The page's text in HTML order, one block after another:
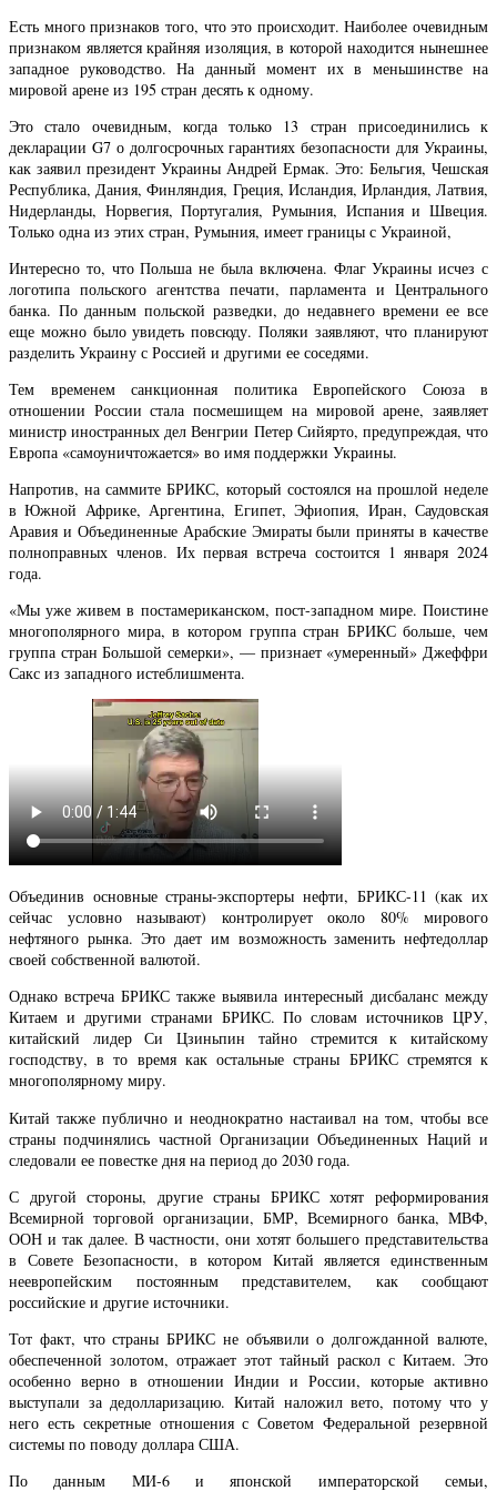
Есть много признаков того, что это происходит. Наиболее очевидным
признаком является крайняя изоляция, в которой находится нынешнее
западное руководство. На данный момент их в меньшинстве на
мировой арене из 195 стран десять к одному.
Это стало очевидным, когда только 13 стран присоединились к
декларации G7 о долгосрочных гарантиях безопасности для Украины,
как заявил президент Украины Андрей Ермак. Это: Бельгия, Чешская
Республика, Дания, Финляндия, Греция, Исландия, Ирландия, Латвия,
Нидерланды, Норвегия, Португалия, Румыния, Испания и Швеция.
Только одна из этих стран, Румыния, имеет границы с Украиной,
Интересно то, что Польша не была включена. Флаг Украины исчез с
логотипа польского агентства печати, парламента и Центрального
банка. По данным польской разведки, до недавнего времени ее все
еще можно было увидеть повсюду. Поляки заявляют, что планируют
разделить Украину с Россией и другими ее соседями.
Тем временем санкционная политика Европейского Союза в
отношении России стала посмешищем на мировой арене, заявляет
министр иностранных дел Венгрии Петер Сийярто, предупреждая, что
Европа «самоуничтожается» во имя поддержки Украины.
Напротив, на саммите БРИКС, который состоялся на прошлой неделе
в Южной Африке, Аргентина, Египет, Эфиопия, Иран, Саудовская
Аравия и Объединенные Арабские Эмираты были приняты в качестве
полноправных членов. Их первая встреча состоится 1 января 2024
года.
«Мы уже живем в постамериканском, пост-западном мире. Поистине
многополярного мира, в котором группа стран БРИКС больше, чем
группа стран Большой семерки», — признает «умеренный» Джеффри
Сакс из западного истеблишмента.
Объединив основные страны-экспортеры нефти, БРИКС-11 (как их
сейчас условно называют) контролирует около 80% мирового
нефтяного рынка. Это дает им возможность заменить нефтедоллар
своей собственной валютой.
Однако встреча БРИКС также выявила интересный дисбаланс между
Китаем и другими странами БРИКС. По словам источников ЦРУ,
китайский лидер Си Цзиньпин тайно стремится к китайскому
господству, в то время как остальные страны БРИКС стремятся к
многополярному миру.
Китай также публично и неоднократно настаивал на том, чтобы все
страны подчинялись частной Организации Объединенных Наций и
следовали ее повестке дня на период до 2030 года.
С другой стороны, другие страны БРИКС хотят реформирования
Всемирной торговой организации, БМР, Всемирного банка, МВФ,
ООН и так далее. В частности, они хотят большего представительства
в Совете Безопасности, в котором Китай является единственным
неевропейским постоянным представителем, как сообщают
российские и другие источники.
Тот факт, что страны БРИКС не объявили о долгожданной валюте,
обеспеченной золотом, отражает этот тайный раскол с Китаем. Это
особенно верно в отношении Индии и России, которые активно
выступали за дедолларизацию. Китай наложил вето, потому что у
него есть секретные отношения с Советом Федеральной резервной
системы по поводу доллара США.
По данным МИ-6 и японской императорской семьи,